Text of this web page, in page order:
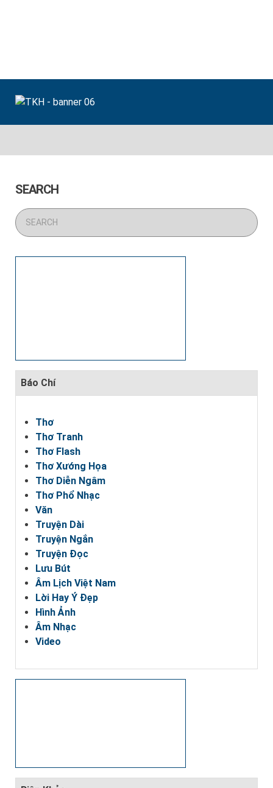
SEARCH
Báo Chí
Thơ
Thơ Tranh
Thơ Flash
Thơ Xướng Họa
Thơ Diễn Ngâm
Thơ Phổ Nhạc
Văn
Truyện Dài
Truyện Ngắn
Truyện Đọc
Lưu Bút
Âm Lịch Việt Nam
Lời Hay Ý Đẹp
Hình Ảnh
Âm Nhạc
Video